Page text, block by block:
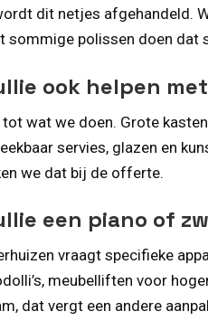
dit netjes afgehandeld.
sommige polissen doen dat
ook helpen
wat we doen. Grote
servies, glazen en
we dat bij de offerte.
een piano of
vraagt specifieke
meubelliften voor
dat vergt een andere